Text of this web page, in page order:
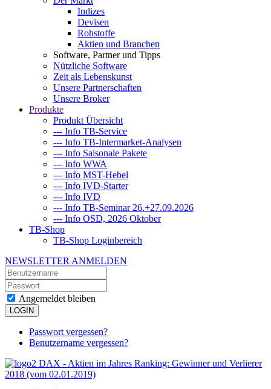
Indizes
Devisen
Rohstoffe
Aktien und Branchen
Software, Partner und Tipps
Nützliche Software
Zeit als Lebenskunst
Unsere Partnerschaften
Unsere Broker
Produkte
Produkt Übersicht
--- Info TB-Service
--- Info TB-Intermarket-Analysen
--- Info Saisonale Pakete
--- Info WWA
--- Info MST-Hebel
--- Info IVD-Starter
--- Info IVD
--- Info TB-Seminar 26.+27.09.2026
--- Info OSD, 2026 Oktober
TB-Shop
TB-Shop Loginbereich
NEWSLETTER ANMELDEN
Angemeldet bleiben
LOGIN
Passwort vergessen?
Benutzername vergessen?